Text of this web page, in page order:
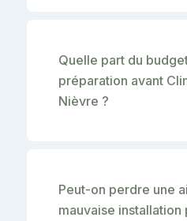
Quelle part du
préparation avant
Nièvre ?
Peut-on perdre une
mauvaise installation